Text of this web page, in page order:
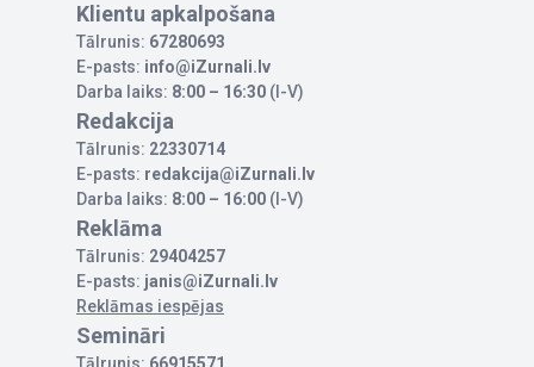
Klientu apkalpošana
Tālrunis: 67280693
E-pasts: info@iZurnali.lv
Darba laiks: 8:00 – 16:30 (I-V)
Redakcija
Tālrunis: 22330714
E-pasts: redakcija@iZurnali.lv
Darba laiks: 8:00 – 16:00 (I-V)
Reklāma
Tālrunis: 29404257
E-pasts: janis@iZurnali.lv
Reklāmas iespējas
Semināri